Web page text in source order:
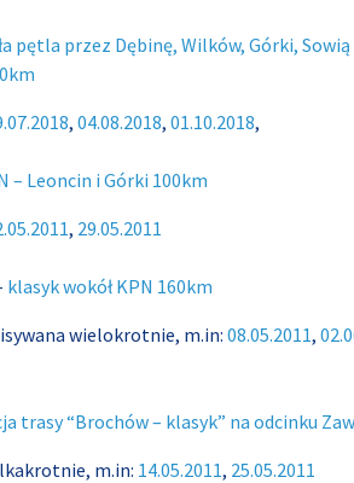
pętla przez Dębinę, Wilków, Górki,
, 04.08.2018, 01.10.2018,
– Leoncin i Górki 100km
, 29.05.2011
klasyk wokół KPN 160km
wielokrotnie, m.in: 08.05.2011,
trasy “Brochów – klasyk” na odcinku
m.in: 14.05.2011, 25.05.2011